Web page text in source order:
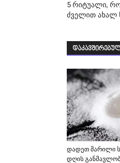
5 რიტუალი,
ძველით ახალ
დადეთ მარილი
დღის